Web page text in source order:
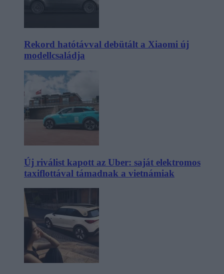
Rekord hatótávval debütált a Xiaomi új
modellcsaládja
Új riválist kapott az Uber: saját elektromos
taxiflottával támadnak a vietnámiak